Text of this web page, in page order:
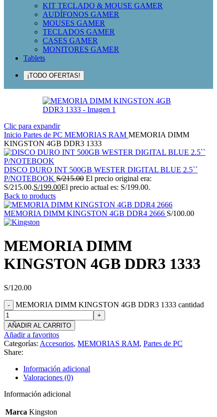
KIT TECLADO & MOUSE GAMER
AUDÍFONOS GAMER
MOUSES GAMER
TECLADOS GAMER
CASES GAMER
MONITORES GAMER
Tablets
¡TODO OFERTAS!
Clic para expandir
Inicio Partes de PC MEMORIAS RAM MEMORIA DIMM
KINGSTON 4GB DDR3 1333
DISCO DURO INT 500GB WESTER DIGITAL BLUE 2.5``
P/NOTEBOOK S/215.00 El precio original era:
S/215.00.S/199.00El precio actual es: S/199.00.
Back to products
MEMORIA DIMM KINGSTON 4GB DDR4 2666 S/100.00
MEMORIA DIMM
KINGSTON 4GB DDR3 1333
S/120.00
MEMORIA DIMM KINGSTON 4GB DDR3 1333 cantidad
AÑADIR AL CARRITO
Añadir a favoritos
Categorías: Accesorios, MEMORIAS RAM, Partes de PC
Share:
Información adicional
Valoraciones (0)
Información adicional
Marca Kingston